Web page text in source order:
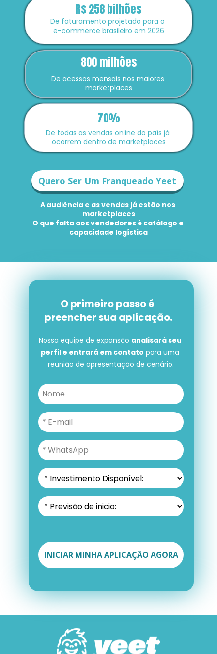
R$ 258 bilhões
800 milhões
70%
De faturamento projetado para o
e-commerce brasileiro em 2026
De todas as vendas online do país já
ocorrem dentro de marketplaces
De acessos mensais nos maiores
marketplaces
A audiência e as vendas já estão nos
marketplaces
O que falta aos vendedores é catálogo e
capacidade logística
Quero Ser Um Franqueado Yeet
O primeiro passo é
preencher sua aplicação.
O primeiro passo é preencher
sua aplicação.
Nossa equipe de expansão analisará seu
perfil e entrará em contato para uma
reunião de apresentação de cenário.
INICIAR MINHA APLICAÇÃO AGORA